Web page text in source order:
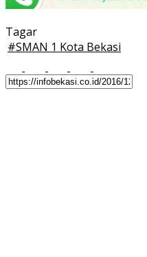
Tagar
#SMAN 1 Kota Bekasi